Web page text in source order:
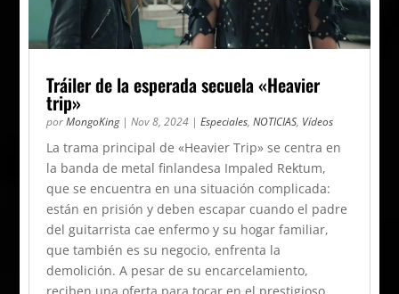
Tráiler de la esperada secuela «Heavier
trip»
porMongoKing|Nov 8, 2024 |Especiales,NOTICIAS, Vídeos
La trama principal de «Heavier Trip» se centra en
la banda de metal finlandesa Impaled Rektum,
que se encuentra en una situación complicada:
están en prisión y deben escapar cuando el padre
del guitarrista cae enfermo y su hogar familiar,
que también es su negocio, enfrenta la
demolición. A pesar de su encarcelamiento,